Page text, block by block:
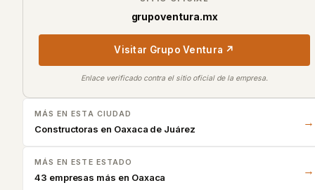
grupoventura.mx
Visitar Grupo Ventura ↗
Enlace verificado contra el sitio oficial de la empresa.
MÁS EN ESTA CIUDAD
Constructoras en Oaxaca de Juárez →
MÁS EN ESTE ESTADO
43 empresas más en Oaxaca →